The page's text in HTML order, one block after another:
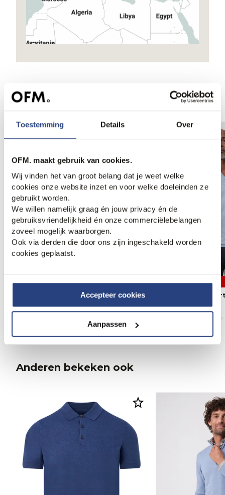
Toestemming Details Over
OFM. maakt gebruik van cookies.
Wij vinden het van groot belang dat je weet welke
cookies onze website inzet en voor welke doeleinden ze
gebruikt worden.
We willen namelijk graag én jouw privacy én de
gebruiksvriendelijkheid én onze commerciëlebelangen
zoveel mogelijk waarborgen.
Ook via derden die door ons zijn ingeschakeld worden
cookies geplaatst.
Accepteer cookies
Aanpassen
Ook iets voor jou?
3 halen, 1 betalen
Campbell Polo Korte mouw
79,95
3 halen, 1 betalen
Campbell Polo
79,95
Anderen bekeken ook